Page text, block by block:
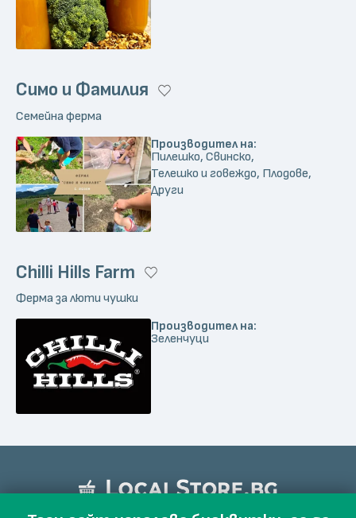
Симо и Фамилия
Семейна ферма
Производител на:
Пилешко, Свинско,
Телешко и говеждо, Плодове,
Други
Chilli Hills Farm
Ферма за люти чушки
Производител на:
Зеленчуци